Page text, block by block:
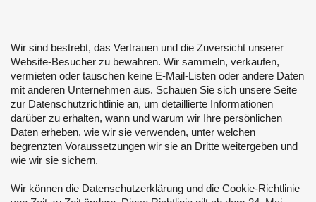
Wir sind bestrebt, das Vertrauen und die Zuversicht unserer
Website-Besucher zu bewahren. Wir sammeln, verkaufen,
vermieten oder tauschen keine E-Mail-Listen oder andere Daten
mit anderen Unternehmen aus. Schauen Sie sich unsere Seite
zur Datenschutzrichtlinie an, um detaillierte Informationen
darüber zu erhalten, wann und warum wir Ihre persönlichen
Daten erheben, wie wir sie verwenden, unter welchen
begrenzten Voraussetzungen wir sie an Dritte weitergeben und
wie wir sie sichern.
Wir können die Datenschutzerklärung und die Cookie-Richtlinie